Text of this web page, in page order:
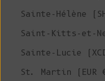
Sainte-Hélène
Saint-Kitts-et-
Sainte-Lucie
St. Martin (EUR